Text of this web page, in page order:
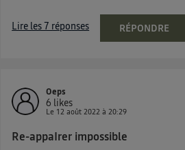
Lire les 7 réponses RÉPONDRE
Oeps
6 likes
Le 12 août 2022 à20:29
Re-appaIrer impossible